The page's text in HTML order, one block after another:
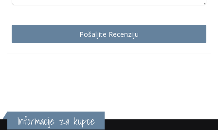
Pošaljite Recenziju
Informacije za kupce